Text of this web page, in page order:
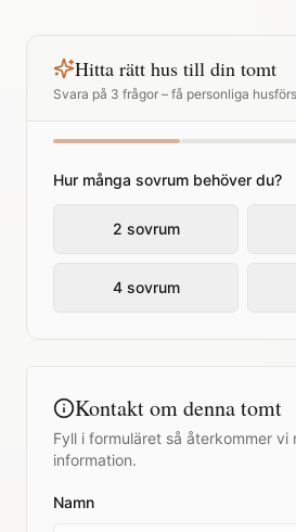
Hitta rätt hus till din tomt
Svara på 3 frågor – få personliga
Hur många sovrum behöver du?
2 sovrum
4 sovrum
Kontakt om denna tomt
Fyll i formuläret så återkommer vi
information.
Namn